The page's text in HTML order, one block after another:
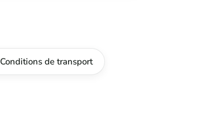
Conditions de transport